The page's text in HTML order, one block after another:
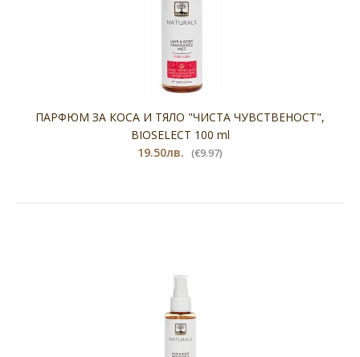
ПАРФЮМ ЗА КОСА И ТЯЛО "ЧИСТА ЧУВСТВЕНОСТ",
BIOSELECT 100 ml
19.50лв. (€9.97)